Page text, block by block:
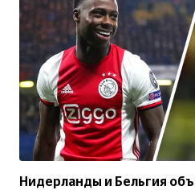
Нидерланды и Бельгия